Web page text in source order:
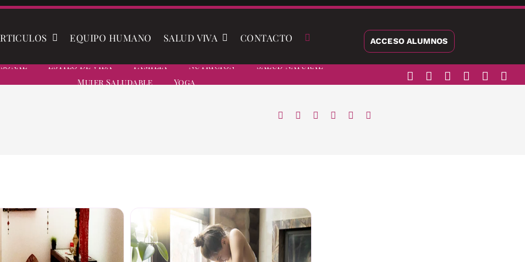
EQUIPO HUMANO SALUD VIVA CONTACTO ACCESO ALUMNOS
Estilo De Vida Familia Nutrición
Salud Natural
Mujer Saludable
Yoga